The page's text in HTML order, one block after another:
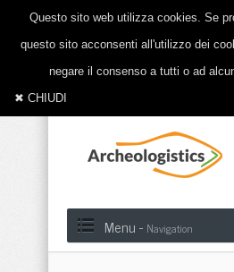
Menu - Navigation
Questo sito web utilizza cookies. Se
questo sito acconsenti all'utilizzo dei
negare il consenso a tutti o ad
✖ CHIUDI